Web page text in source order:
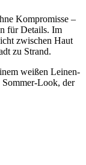
Kompromisse –
für Details. Im
zwischen Haut
zu Strand.
weißen Leinen-
Look, der